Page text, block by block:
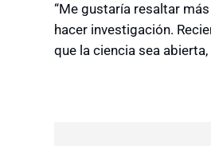
“Me gustaría resaltar
hacer investigación.
que la ciencia sea